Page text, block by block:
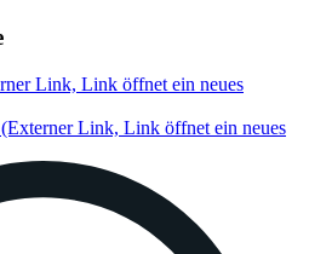
Link, Link öffnet ein neues
(Externer Link, Link öffnet ein neues